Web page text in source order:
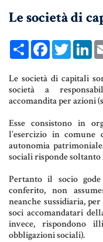
UNIONI CIVILI &
EREDITÀ &
TESTAMENTO DI
Donazioni,
Patrimonio
PATTO DI FAMIGLIA
TRUST E
TUTELA DEL
Le società di
ShareFacebookTwitter
Le società di capitali
società a
accomandita per azioni
Esse consistono in
l’esercizio in
autonomia
sociali risponde
Pertanto il socio
conferito, non
neanche sussidiaria,
soci accomandatari
invece, rispondono
obbligazioni sociali).